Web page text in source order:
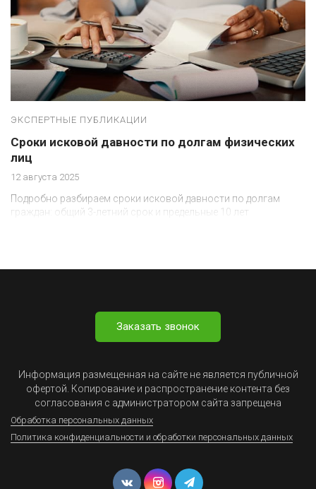
ЭКСПЕРТНЫЕ ПУБЛИКАЦИИ
Сроки исковой давности по долгам физических
лиц
12 августа 2025
Подробно разбираем сроки исковой давности по долгам
граждан: общий 3-летний срок и предельные 10 лет
Заказать звонок
Информация размещенная на сайте не является публичной
офертой. Копирование и распространение контента без
согласования с администратором сайта запрещена
Обработка персональных данных
Политика конфиденциальности и обработки персональных данных